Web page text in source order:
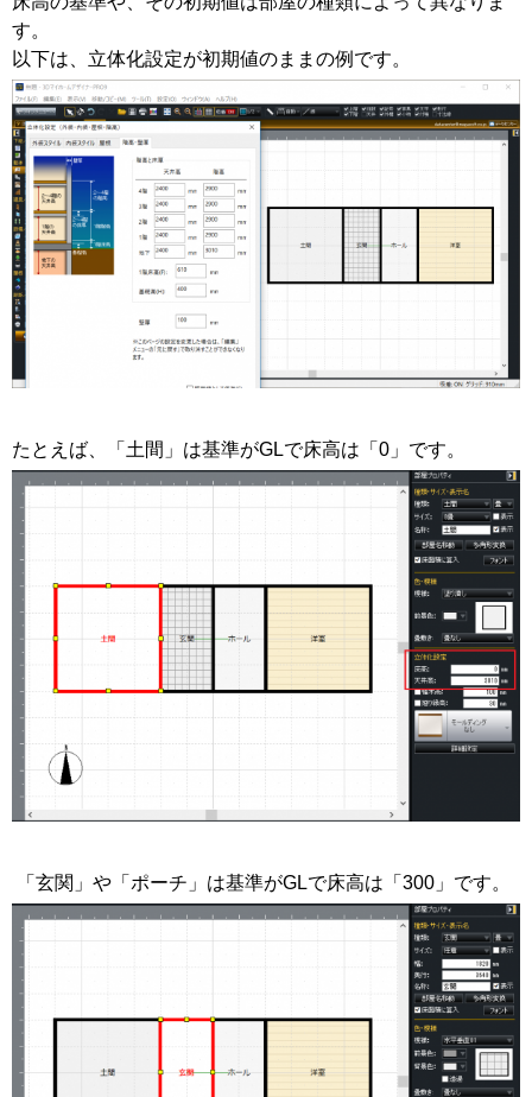
す。
以下は、立体化設定が初期値のままの例です。
たとえば、「土間」は基準がGLで床高は「0」です。
「玄関」や「ポーチ」は基準がGLで床高は「300」です。